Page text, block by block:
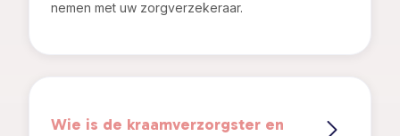
nemen met uw zorgverzekeraar.
Wie is de kraamverzorgster en